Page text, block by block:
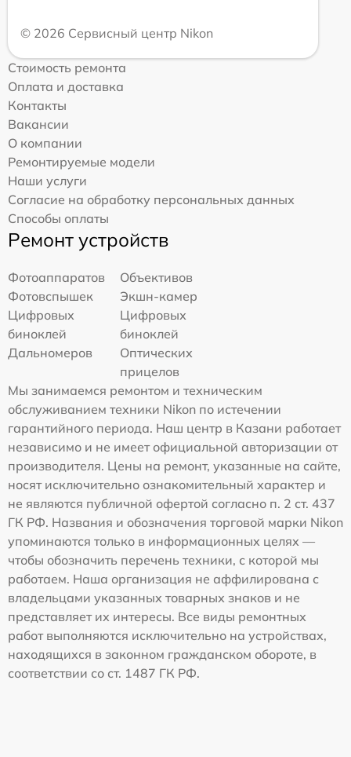
© 2026 Сервисный центр Nikon
Стоимость ремонта
Оплата и доставка
Контакты
Вакансии
О компании
Ремонтируемые модели
Наши услуги
Согласие на обработку персональных данных
Способы оплаты
Ремонт устройств
Фотоаппаратов
Объективов
Фотовспышек
Экшн-камер
Цифровых
биноклей
Цифровых
биноклей
Дальномеров
Оптических
прицелов
Мы занимаемся ремонтом и техническим
обслуживанием техники Nikon по истечении
гарантийного периода. Наш центр в Казани работает
независимо и не имеет официальной авторизации от
производителя. Цены на ремонт, указанные на сайте,
носят исключительно ознакомительный характер и
не являются публичной офертой согласно п. 2 ст. 437
ГК РФ. Названия и обозначения торговой марки Nikon
упоминаются только в информационных целях —
чтобы обозначить перечень техники, с которой мы
работаем. Наша организация не аффилирована с
владельцами указанных товарных знаков и не
представляет их интересы. Все виды ремонтных
работ выполняются исключительно на устройствах,
находящихся в законном гражданском обороте, в
соответствии со ст. 1487 ГК РФ.